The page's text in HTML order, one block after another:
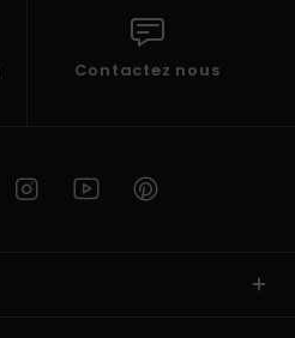
Contactez nous